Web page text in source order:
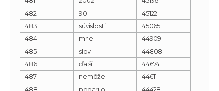
482
90
45122
483
súvislosti
45065
484
mne
44909
485
slov
44808
486
ďalší
44674
487
nemôže
44611
488
podarilo
44428